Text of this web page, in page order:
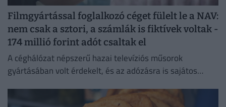
Filmgyártással foglalkozó céget fülelt le a NAV:
nem csak a sztori, a számlák is fiktívek voltak -
174 millió forint adót csaltak el
A céghálózat népszerű hazai televíziós műsorok
gyártásában volt érdekelt, és az adózásra is sajátos